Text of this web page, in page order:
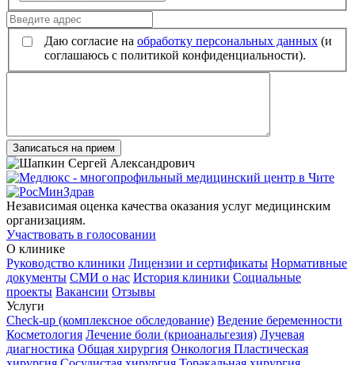
Даю согласие на обработку персональных данных (и
соглашаюсь с политикой конфиденциальности).
Записаться на прием
Независимая оценка качества оказания услуг медицинским
организациям.
Участвовать в голосовании
О клинике
Руководство клиники Лицензии и сертификаты Нормативные
документы СМИ о нас История клиники Социальные
проекты Вакансии Отзывы
Услуги
Check-up (комплексное обследование) Ведение беременности
Косметология Лечение боли (криоанальгезия) Лучевая
диагностика Общая хирургия Онкология Пластическая